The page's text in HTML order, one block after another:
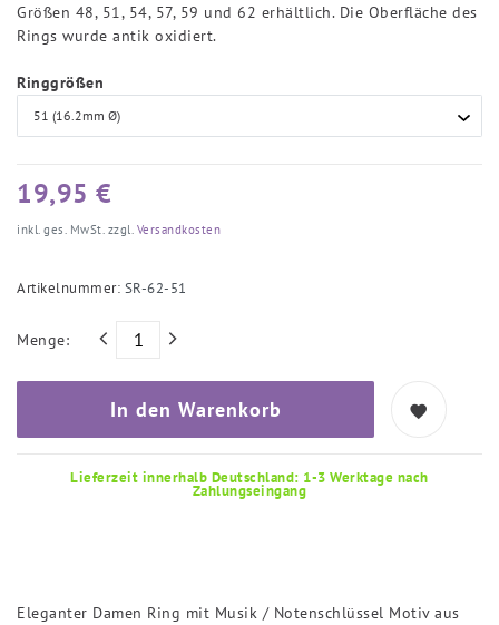
Größen 48, 51, 54, 57, 59 und 62 erhältlich. Die Oberfläche des
Rings wurde antik oxidiert.
Ringgrößen
19,95 €
inkl. ges. MwSt. zzgl.Versandkosten
Artikelnummer: SR-62-51
Menge:
In den Warenkorb
Lieferzeit innerhalb Deutschland: 1-3 Werktage nach
Zahlungseingang
Eleganter Damen Ring mit Musik / Notenschlüssel Motiv aus